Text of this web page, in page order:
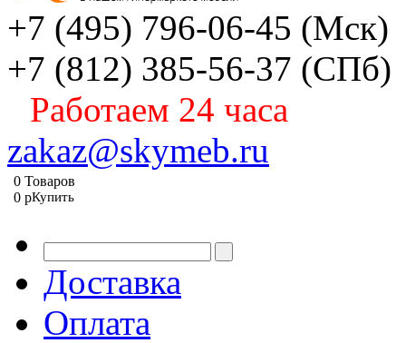
+7 (495) 796-06-45 (Мск)
+7 (812) 385-56-37 (СПб)
Работаем 24 часа
zakaz@skymeb.ru
0 Товаров
0 pКупить
Доставка
Оплата